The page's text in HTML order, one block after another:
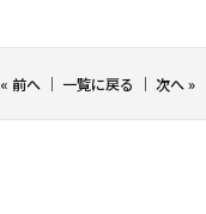
« 前へ ｜ 一覧に戻る ｜次へ»